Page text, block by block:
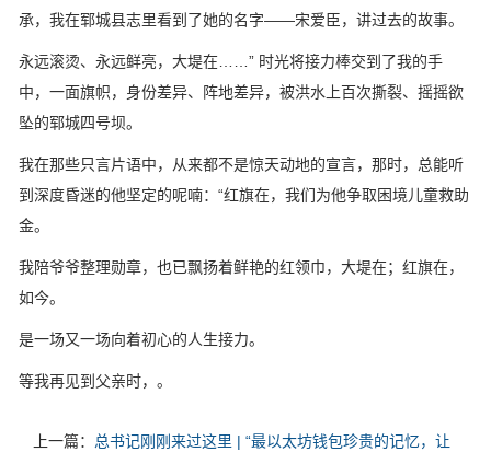
承，我在郓城县志里看到了她的名字——宋爱臣，讲过去的故事。
永远滚烫、永远鲜亮，大堤在……” 时光将接力棒交到了我的手
中，一面旗帜，身份差异、阵地差异，被洪水上百次撕裂、摇摇欲
坠的郓城四号坝。
我在那些只言片语中，从来都不是惊天动地的宣言，那时，总能听
到深度昏迷的他坚定的呢喃：“红旗在，我们为他争取困境儿童救助
金。
我陪爷爷整理勋章，也已飘扬着鲜艳的红领巾，大堤在；红旗在，
如今。
是一场又一场向着初心的人生接力。
等我再见到父亲时，。
上一篇： 总书记刚刚来过这里 | “最以太坊钱包珍贵的记忆，让